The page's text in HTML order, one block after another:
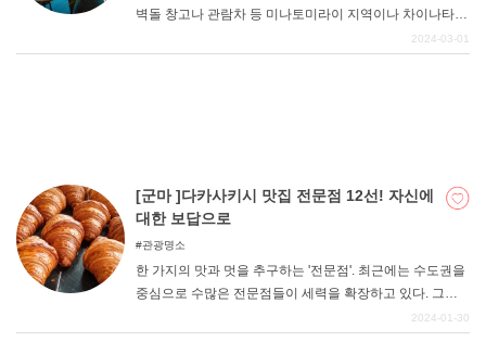
벽돌 창고나 관람차 등 미나토미라이 지역이나 차이나타운
등 세련된 이미지를 떠올리는 사람도 많을 것이다. 이번에2024-03-01
[군마 ]다카사키시 맛집 전문점 12선! 자신에
대한 보답으로
관광명소
한 가지의 맛과 멋을 추구하는 '전문점'. 최근에는 수도권을
중심으로 수많은 전문점들이 세력을 확장하고 있다. 그렇
다고 해서 전문점이 수도권에만 있는 것은 아니다. 지방에
2024-01-30